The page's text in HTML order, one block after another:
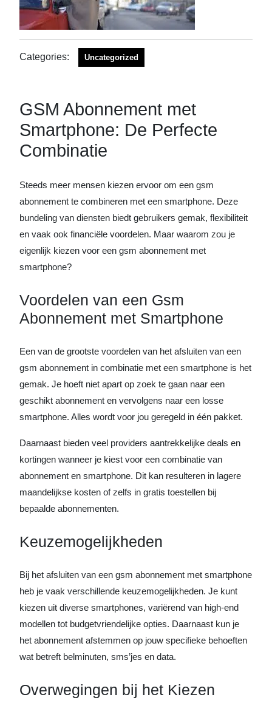
Categories: Uncategorized
GSM Abonnement met
Smartphone: De Perfecte
Combinatie
Steeds meer mensen kiezen ervoor om een gsm
abonnement te combineren met een smartphone. Deze
bundeling van diensten biedt gebruikers gemak, flexibiliteit
en vaak ook financiële voordelen. Maar waarom zou je
eigenlijk kiezen voor een gsm abonnement met
smartphone?
Voordelen van een Gsm
Abonnement met Smartphone
Een van de grootste voordelen van het afsluiten van een
gsm abonnement in combinatie met een smartphone is het
gemak. Je hoeft niet apart op zoek te gaan naar een
geschikt abonnement en vervolgens naar een losse
smartphone. Alles wordt voor jou geregeld in één pakket.
Daarnaast bieden veel providers aantrekkelijke deals en
kortingen wanneer je kiest voor een combinatie van
abonnement en smartphone. Dit kan resulteren in lagere
maandelijkse kosten of zelfs in gratis toestellen bij
bepaalde abonnementen.
Keuzemogelijkheden
Bij het afsluiten van een gsm abonnement met smartphone
heb je vaak verschillende keuzemogelijkheden. Je kunt
kiezen uit diverse smartphones, variërend van high-end
modellen tot budgetvriendelijke opties. Daarnaast kun je
het abonnement afstemmen op jouw specifieke behoeften
wat betreft belminuten, sms’jes en data.
Overwegingen bij het Kiezen